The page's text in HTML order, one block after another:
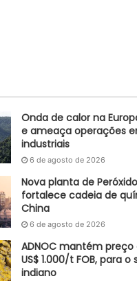
Onda de calor na
e ameaça operações
industriais
6 de agosto de 2026
Nova planta de
fortalece cadeia de
China
6 de agosto de 2026
ADNOC mantém preço
US$ 1.000/t FOB, para
indiano